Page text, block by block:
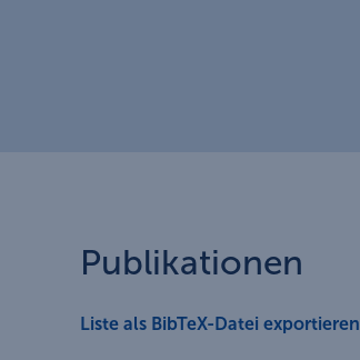
Publikationen
Liste als BibTeX-Datei exportieren